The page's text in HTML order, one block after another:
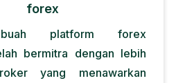
forex
platform forex
bermitra dengan lebih
yang menawarkan